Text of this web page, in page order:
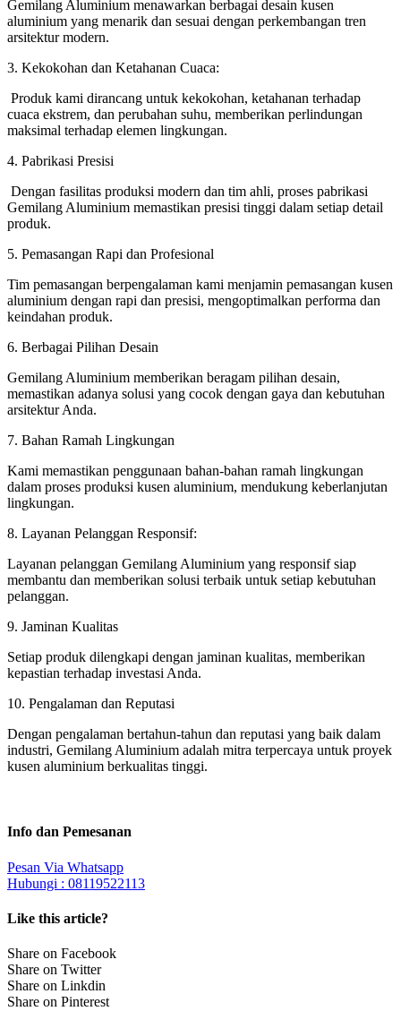
Gemilang Aluminium menawarkan berbagai desain kusen
aluminium yang menarik dan sesuai dengan perkembangan tren
arsitektur modern.
3. Kekokohan dan Ketahanan Cuaca:
Produk kami dirancang untuk kekokohan, ketahanan terhadap
cuaca ekstrem, dan perubahan suhu, memberikan perlindungan
maksimal terhadap elemen lingkungan.
4. Pabrikasi Presisi
Dengan fasilitas produksi modern dan tim ahli, proses pabrikasi
Gemilang Aluminium memastikan presisi tinggi dalam setiap detail
produk.
5. Pemasangan Rapi dan Profesional
Tim pemasangan berpengalaman kami menjamin pemasangan kusen
aluminium dengan rapi dan presisi, mengoptimalkan performa dan
keindahan produk.
6. Berbagai Pilihan Desain
Gemilang Aluminium memberikan beragam pilihan desain,
memastikan adanya solusi yang cocok dengan gaya dan kebutuhan
arsitektur Anda.
7. Bahan Ramah Lingkungan
Kami memastikan penggunaan bahan-bahan ramah lingkungan
dalam proses produksi kusen aluminium, mendukung keberlanjutan
lingkungan.
8. Layanan Pelanggan Responsif:
Layanan pelanggan Gemilang Aluminium yang responsif siap
membantu dan memberikan solusi terbaik untuk setiap kebutuhan
pelanggan.
9. Jaminan Kualitas
Setiap produk dilengkapi dengan jaminan kualitas, memberikan
kepastian terhadap investasi Anda.
10. Pengalaman dan Reputasi
Dengan pengalaman bertahun-tahun dan reputasi yang baik dalam
industri, Gemilang Aluminium adalah mitra terpercaya untuk proyek
kusen aluminium berkualitas tinggi.
Info dan Pemesanan
Pesan Via Whatsapp
Hubungi : 08119522113
Like this article?
Share on Facebook
Share on Twitter
Share on Linkdin
Share on Pinterest